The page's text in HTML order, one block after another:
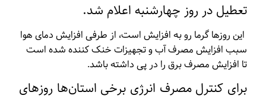
تعطیل در روز چهارشنبه اعلام شد.
این روزها گرما رو به افزایش است، از طرفی افزایش دمای هوا
سبب افزایش مصرف آب و تجهیزات خنک کننده شده است
تا افزایش مصرف برق را در پی داشته باشد.
برای کنترل مصرف انرژی برخی استان‌ها روزهای